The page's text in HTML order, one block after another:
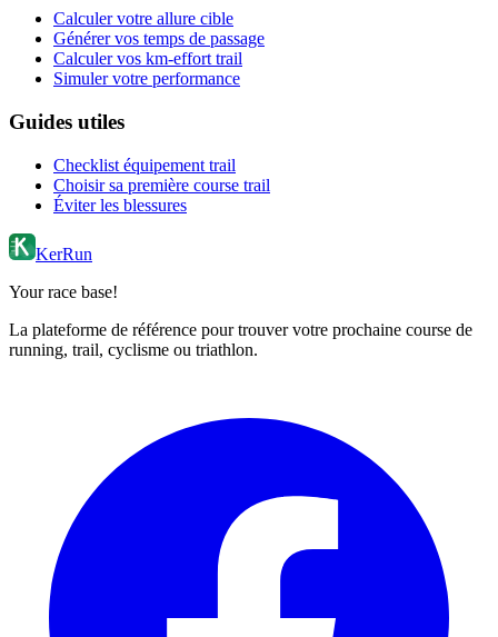
Calculer votre allure cible
Générer vos temps de passage
Calculer vos km-effort trail
Simuler votre performance
Guides utiles
Checklist équipement trail
Choisir sa première course trail
Éviter les blessures
KerRun
Your race base!
La plateforme de référence pour trouver votre prochaine course de
running, trail, cyclisme ou triathlon.